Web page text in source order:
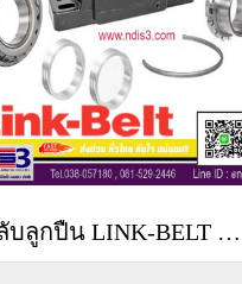
ตลับลูกปืน LINK-BELT (LINK BELT BEARING)